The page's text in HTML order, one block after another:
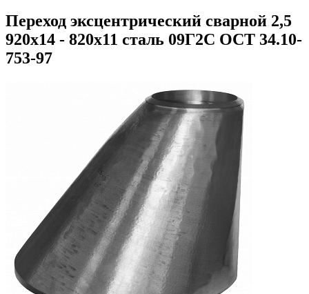
Переход эксцентрический сварной 2,5
920х14 - 820х11 сталь 09Г2С ОСТ 34.10-
753-97